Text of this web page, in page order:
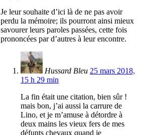
Je leur souhaite d’ici là de ne pas avoir
perdu la mémoire; ils pourront ainsi mieux
savourer leurs paroles passées, cette fois
prononcées par d’autres à leur encontre.
Hussard Bleu 25 mars 2018,
15 h 29 min
La fin était une citation, bien sûr !
mais bon, j’ai aussi la carrure de
Lino, et je m’amuse à détordre à
deux mains les vieux fers de mes
défunts chevaux quand je